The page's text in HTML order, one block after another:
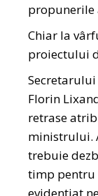
propunerile
Chiar la
proiectului
Florin
retrase
ministrului.
trebuie
timp pentru